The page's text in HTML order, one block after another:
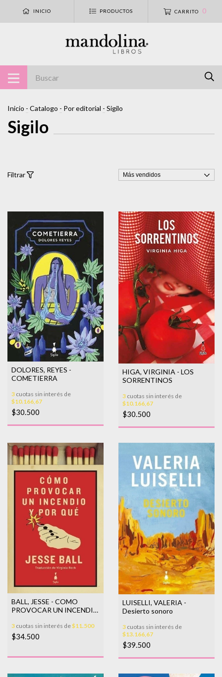
INICIO PRODUCTOS CARRITO 0
Inicio - Catalogo - Por editorial - Sigilo
Sigilo
Filtrar
DOLORES, REYES -
COMETIERRA
3 cuotas sin interés de
$10.166,67
$30.500
HIGA, VIRGINIA - LOS
SORRENTINOS
3 cuotas sin interés de
$10.166,67
$30.500
BALL, JESSE - COMO
PROVOCAR UN INCENDIO
3 cuotas sin interés de$11.500
$34.500
LUISELLI, VALERIA -
Desierto sonoro
3 cuotas sin interés de
$13.166,67
$39.500